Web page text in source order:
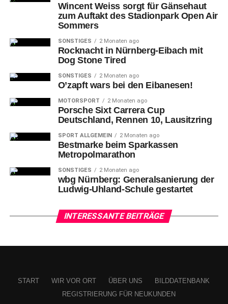
Wincent Weiss sorgt für Gänsehaut
zum Auftakt des Stadionpark Open Air
Sommers
SONSTIGES 2 Monaten ago
Rocknacht in Nürnberg-Eibach mit
Dog Stone Tired
SONSTIGES 2 Monaten ago
O’zapft wars bei den Eibanesen!
MOTORSPORT 2 Monaten ago
Porsche Sixt Carrera Cup
Deutschland, Rennen 10, Lausitzring
SPORT ALLGEMEIN 2 Monaten ago
Bestmarke beim Sparkassen
Metropolmarathon
SONSTIGES 2 Monaten ago
wbg Nürnberg: Generalsanierung der
Ludwig-Uhland-Schule gestartet
INTERESSANTE BEITRÄGE
START WIR VOR ORT ÜBER UNS
BILDDATENBANK
REGISTRIERUNG FÜR NEUKUNDEN